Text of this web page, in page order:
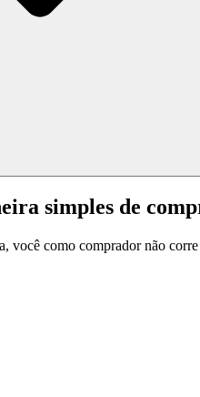
simples de
você como comprador não